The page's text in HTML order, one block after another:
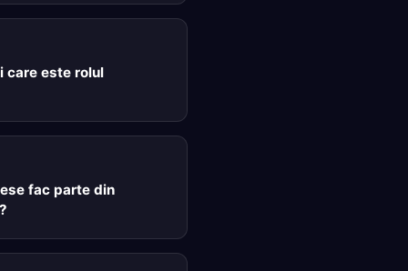
care este rolul
fac parte din